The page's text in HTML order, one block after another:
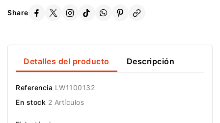
Share
Detalles del producto Descripción
Referencia LW1100132
En stock 2 Artículos